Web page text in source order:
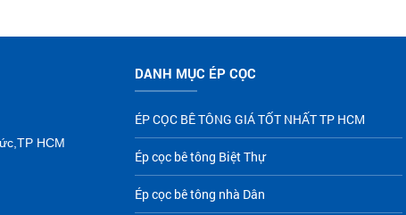
HCM
DANH MỤC ÉP CỌC
ÉP CỌC BÊ TÔNG GIÁ TỐT NHẤT TP HCM
Ép cọc bê tông Biệt Thự
Ép cọc bê tông nhà Dân